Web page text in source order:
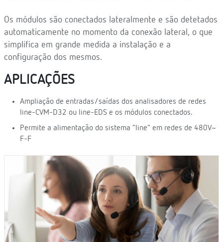
Os módulos são conectados lateralmente e são detetados
automaticamente no momento da conexão lateral, o que
simplifica em grande medida a instalação e a
configuração dos mesmos.
APLICAÇÕES
Ampliação de entradas/saídas dos analisadores de redes
line-CVM-D32 ou line-EDS e os módulos conectados.
Permite a alimentação do sistema “line” em redes de 480V~
F-F